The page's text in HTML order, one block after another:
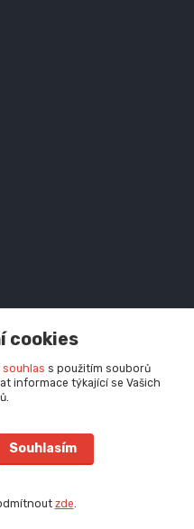
cookies
souhlas s použitím souborů
informace týkající se Vašich
Souhlasím
zde.